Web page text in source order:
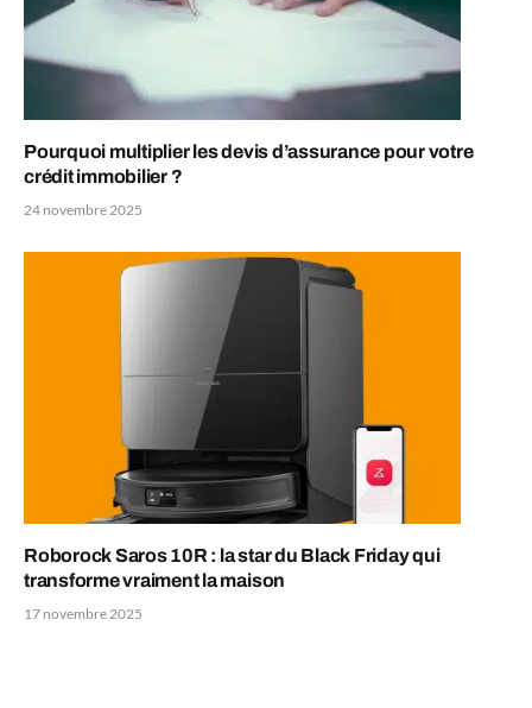
Pourquoi multiplier les devis d’assurance pour votre
crédit immobilier ?
24 novembre 2025
Roborock Saros 10R : la star du Black Friday qui
transforme vraiment la maison
17 novembre 2025